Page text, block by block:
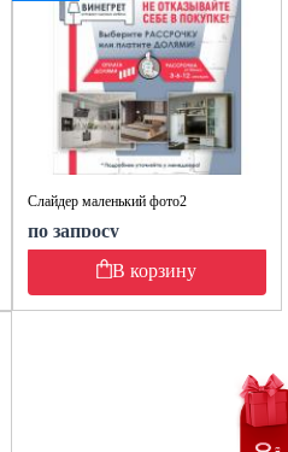
Слайдер маленький фото2
по запросу
В корзину